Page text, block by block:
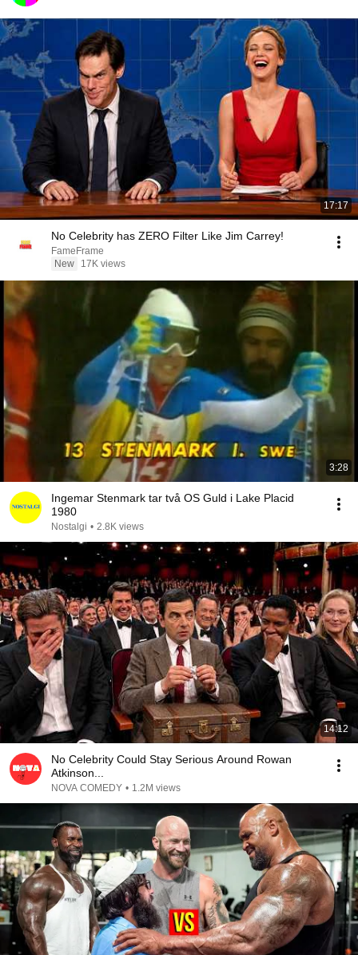
17:17
No Celebrity has ZERO Filter Like Jim Carrey!
FameFrame
New
17K views
3:28
Ingemar Stenmark tar två OS Guld i Lake Placid
1980
Nostalgi • 2.8K views
14:12
No Celebrity Could Stay Serious Around Rowan
Atkinson...
NOVA COMEDY • 1.2M views